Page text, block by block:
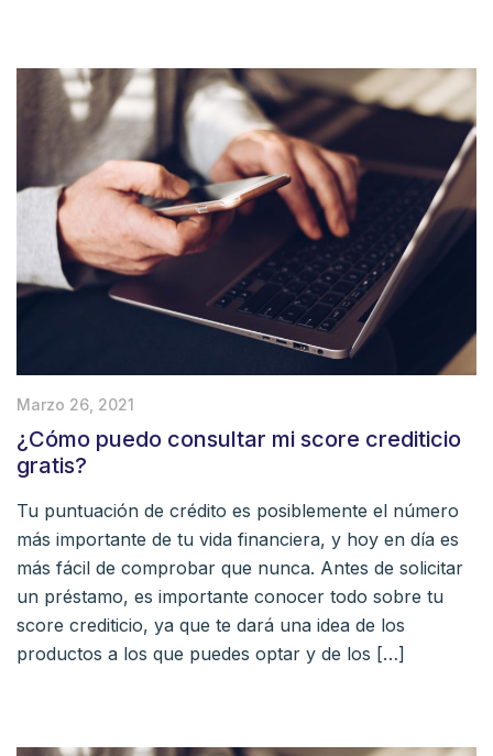
Marzo 26, 2021
¿Cómo puedo consultar mi score crediticio
gratis?
Tu puntuación de crédito es posiblemente el número
más importante de tu vida financiera, y hoy en día es
más fácil de comprobar que nunca. Antes de solicitar
un préstamo, es importante conocer todo sobre tu
score crediticio, ya que te dará una idea de los
productos a los que puedes optar y de los […]